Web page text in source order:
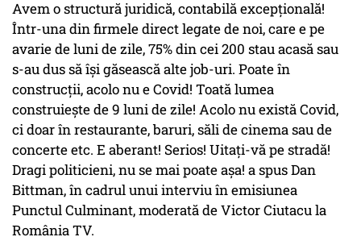
Avem o structură juridică, contabilă excepțională!
Într-una din firmele direct legate de noi, care e pe
avarie de luni de zile, 75% din cei 200 stau acasă sau
s-au dus să își găsească alte job-uri. Poate în
construcții, acolo nu e Covid! Toată lumea
construiește de 9 luni de zile! Acolo nu există Covid,
ci doar în restaurante, baruri, săli de cinema sau de
concerte etc. E aberant! Serios! Uitați-vă pe stradă!
Dragi politicieni, nu se mai poate așa! a spus Dan
Bittman, în cadrul unui interviu în emisiunea
Punctul Culminant, moderată de Victor Ciutacu la
România TV.